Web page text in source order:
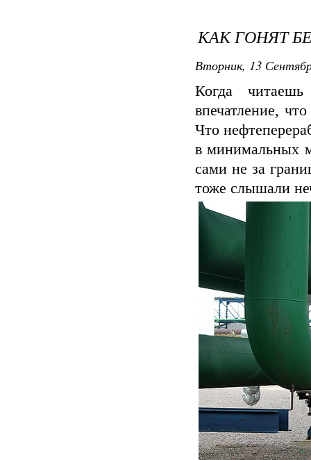
КАК ГОНЯТ
Вторник, 13
Когда
впечатление,
Что
в минимальных
сами не за
тоже слышали